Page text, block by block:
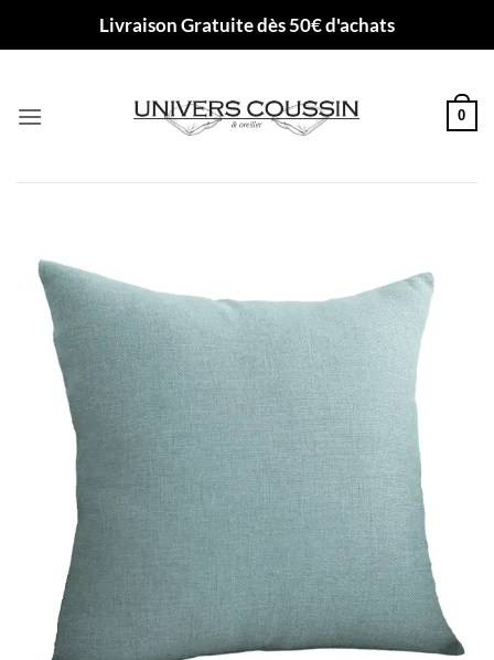
Livraison Gratuite dès 50€ d'achats
0